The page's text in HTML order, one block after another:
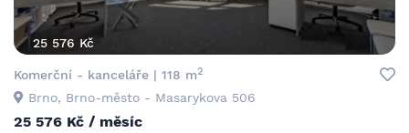
25 576 Kč
Komerční - kanceláře | 118 m2
Brno, Brno-město - Masarykova 506
25 576 Kč / měsíc